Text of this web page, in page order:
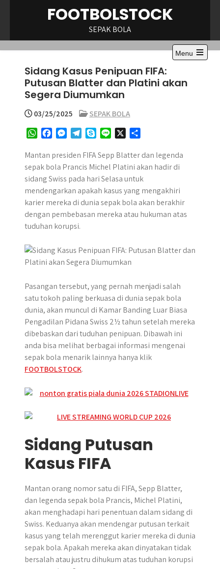
FOOTBOLSTOCK
SEPAK BOLA
Menu
Open
Sidang Kasus Penipuan FIFA:
Putusan Blatter dan Platini akan
Segera Diumumkan
03/25/2025
SEPAK BOLA
W
a
t
s
A
c
e
b
o
o
s
s
e
n
r
l
e
g
r
a
y
p
e
n
e
a
r
e
Mantan presiden FIFA Sepp Blatter dan legenda
sepak bola Prancis Michel Platini akan hadir di
sidang Swiss pada hari Selasa untuk
mendengarkan apakah kasus yang mengakhiri
karier mereka di dunia sepak bola akan berakhir
dengan pembebasan mereka atau hukuman atas
tuduhan korupsi.
Pasangan tersebut, yang pernah menjadi salah
satu tokoh paling berkuasa di dunia sepak bola
dunia, akan muncul di Kamar Banding Luar Biasa
Pengadilan Pidana Swiss 2½ tahun setelah mereka
dibebaskan dari tuduhan penipuan. Dibawah ini
anda bisa melihat berbagai informasi mengenai
sepak bola menarik lainnya hanya klik
FOOTBOLSTOCK.
Sidang Putusan
Kasus FIFA
Mantan orang nomor satu di FIFA, Sepp Blatter,
dan legenda sepak bola Prancis, Michel Platini,
akan menghadapi hari penentuan dalam sidang di
Swiss. Keduanya akan mendengar putusan terkait
kasus yang telah merenggut karier mereka di dunia
sepak bola. Apakah mereka akan dinyatakan tidak
bersalah atau justru dihukum atas tuduhan korupsi